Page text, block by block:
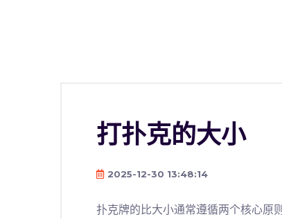
打扑克的大小
2025-12-30 13:48:14
扑克牌的比大小通常遵循两个核心原则